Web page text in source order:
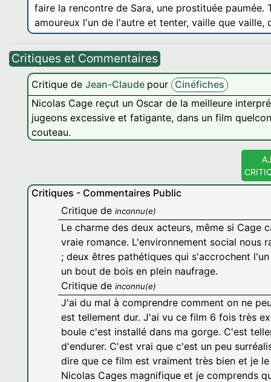
faire la rencontre de Sara, une prostituée
amoureux l'un de l'autre et tenter, vaille que vaille,
Critiques et Commentaires
Critique de Jean-Claude pour Cinéfiches
Nicolas Cage reçut un Oscar de la meilleure
jugeons excessive et fatigante, dans un film
couteau.
Critiques - Commentaires Public
Critique de inconnu(e)
Le charme des deux acteurs, même si Cage
vraie romance. L'environnement social nous
; deux êtres pathétiques qui s'accrochent
un bout de bois en plein naufrage.
Critique de inconnu(e)
J'ai du mal à comprendre comment on ne
est tellement dur. J'ai vu ce film 6 fois très
boule c'est installé dans ma gorge. C'est
d'endurer. C'est vrai que c'est un peu
dire que ce film est vraiment très bien et je
Nicolas Cages magnifique et je comprends